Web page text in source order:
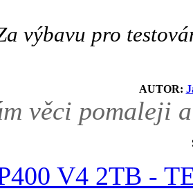
výbavu pro
AUTOR:
věci pomaleji
V4 2TB -